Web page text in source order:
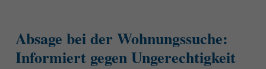
Absage bei der Wohnungssuche:
Informiert gegen Ungerechtigkeit